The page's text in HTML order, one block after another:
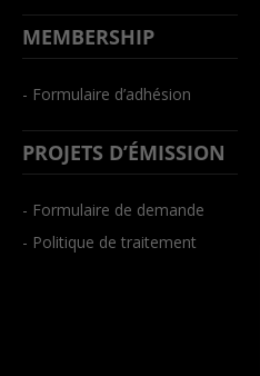
MEMBERSHIP
- Formulaire d’adhésion
PROJETS D’ÉMISSION
- Formulaire de demande
- Politique de traitement